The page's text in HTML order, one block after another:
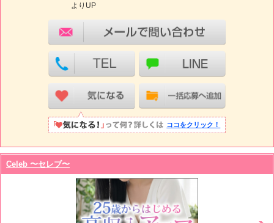
よりUP
ココをクリック！
Celeb 〜セレブ〜